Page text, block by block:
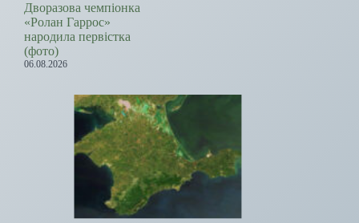
Дворазова чемпіонка
«Ролан Гаррос»
народила первістка
(фото)
06.08.2026